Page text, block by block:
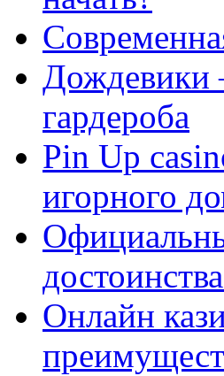
Дождевики
гардероба
Pin Up
игорного
Онлайн